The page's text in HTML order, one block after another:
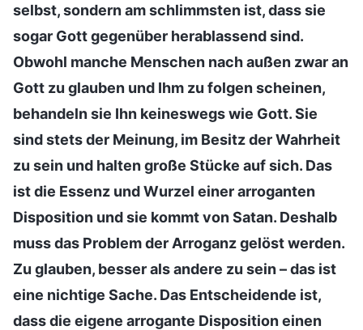
selbst, sondern am schlimmsten ist, dass sie
sogar Gott gegenüber herablassend sind.
Obwohl manche Menschen nach außen zwar an
Gott zu glauben und Ihm zu folgen scheinen,
behandeln sie Ihn keineswegs wie Gott. Sie
sind stets der Meinung, im Besitz der Wahrheit
zu sein und halten große Stücke auf sich. Das
ist die Essenz und Wurzel einer arroganten
Disposition und sie kommt von Satan. Deshalb
muss das Problem der Arroganz gelöst werden.
Zu glauben, besser als andere zu sein – das ist
eine nichtige Sache. Das Entscheidende ist,
dass die eigene arrogante Disposition einen